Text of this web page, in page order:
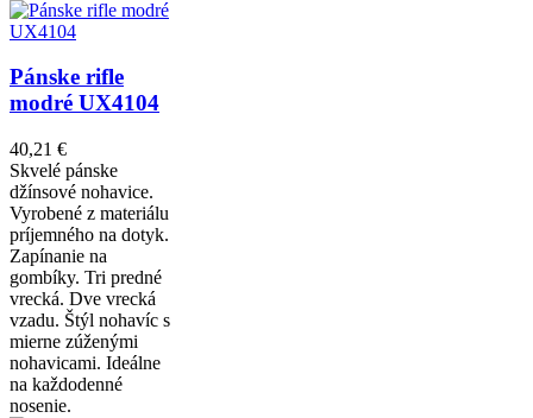
Pánske rifle
modré UX4104
40,21 €
Skvelé pánske
džínsové nohavice.
Vyrobené z materiálu
príjemného na dotyk.
Zapínanie na
gombíky. Tri predné
vrecká. Dve vrecká
vzadu. Štýl nohavíc s
mierne zúženými
nohavicami. Ideálne
na každodenné
nosenie.